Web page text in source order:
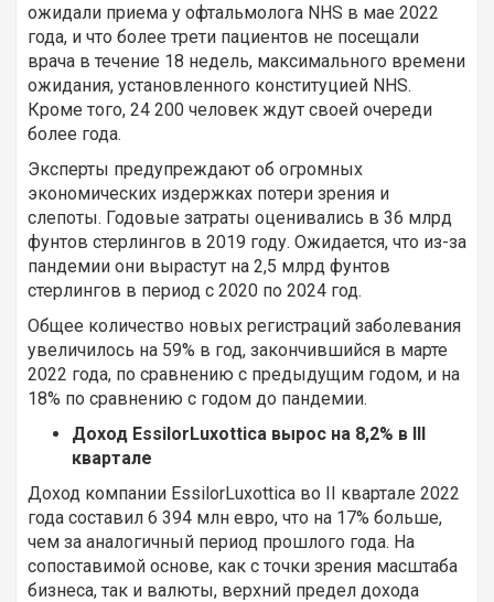
ожидали приема у офтальмолога NHS в мае 2022
года, и что более трети пациентов не посещали
врача в течение 18 недель, максимального времени
ожидания, установленного конституцией NHS.
Кроме того, 24 200 человек ждут своей очереди
более года.
Эксперты предупреждают об огромных
экономических издержках потери зрения и
слепоты. Годовые затраты оценивались в 36 млрд
фунтов стерлингов в 2019 году. Ожидается, что из-за
пандемии они вырастут на 2,5 млрд фунтов
стерлингов в период с 2020 по 2024 год.
Общее количество новых регистраций заболевания
увеличилось на 59% в год, закончившийся в марте
2022 года, по сравнению с предыдущим годом, и на
18% по сравнению с годом до пандемии.
Доход EssilorLuxottica вырос на 8,2% в III
квартале
Доход компании EssilorLuxottica во II квартале 2022
года составил 6 394 млн евро, что на 17% больше,
чем за аналогичный период прошлого года. На
сопоставимой основе, как с точки зрения масштаба
бизнеса, так и валюты, верхний предел дохода